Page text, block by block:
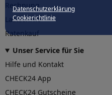
Datenschutzerklärung
Cookierichtlinie
Rechnung
Lastschrift
Ratenkauf
Unser Service für Sie
Hilfe und Kontakt
CHECK24 App
CHECK24 Gutscheine